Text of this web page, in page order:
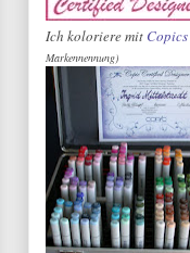
Ich koloriere mit Copics
Markennennung)